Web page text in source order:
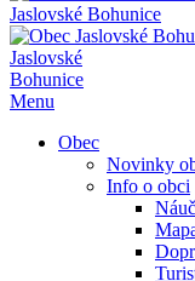
Jaslovské Bohunice
Jaslovské
Bohunice
Menu
Obec
Novinky
Info o obci